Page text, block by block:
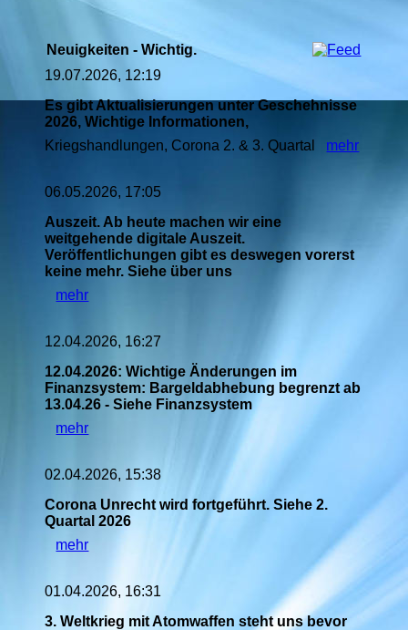
Neuigkeiten - Wichtig.
19.07.2026, 12:19
Es gibt Aktualisierungen unter Geschehnisse
2026, Wichtige Informationen,
Kriegshandlungen, Corona 2. & 3. Quartal mehr
06.05.2026, 17:05
Auszeit. Ab heute machen wir eine
weitgehende digitale Auszeit.
Veröffentlichungen gibt es deswegen vorerst
keine mehr. Siehe über uns
mehr
12.04.2026, 16:27
12.04.2026: Wichtige Änderungen im
Finanzsystem: Bargeldabhebung begrenzt ab
13.04.26 - Siehe Finanzsystem
mehr
02.04.2026, 15:38
Corona Unrecht wird fortgeführt. Siehe 2.
Quartal 2026
mehr
01.04.2026, 16:31
3. Weltkrieg mit Atomwaffen steht uns bevor